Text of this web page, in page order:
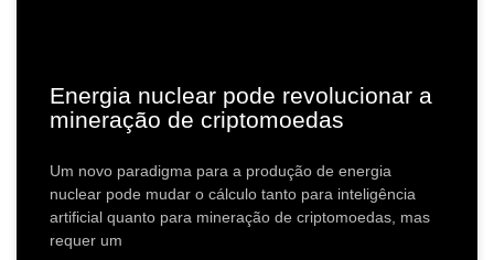
Energia nuclear pode revolucionar a
mineração de criptomoedas
Um novo paradigma para a produção de energia
nuclear pode mudar o cálculo tanto para inteligência
artificial quanto para mineração de criptomoedas, mas
requer um